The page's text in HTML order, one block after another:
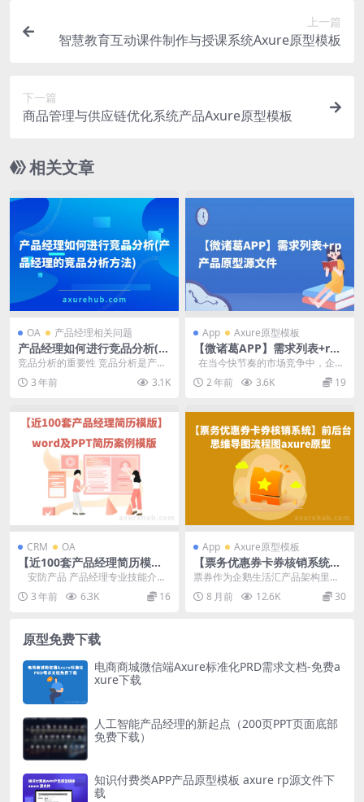
上一篇
智慧教育互动课件制作与授课系统Axure原型模板
下一篇
商品管理与供应链优化系统产品Axure原型模板
相关文章
OA 产品经理相关问题
产品经理如何进行竞品分析(产
品经理的竞品分析方法)
竞品分析的重要性 竞品分析是产品
经理在产品设计和市场推广过程中
的重要环节。通过对...
3 年前 3.1K
App Axure原型模板
【微诸葛APP】需求列表+rp
产品原型源文件
在当今快节奏的市场竞争中，企业
需要更加高效地满足客户需求，不
断推出...
2 年前 3.6K 19
CRM OA
【近100套产品经理简历模
版】word及PPT简历案例模版
安防产品 产品经理专业技能介绍
产品经理自我介绍jp...
3 年前 6.3K 16
App Axure原型模板
【票务优惠券卡券核销系统】
前后台思维导图流程图axure
原型
票券作为企鹅生活汇产品架构里面
的底层功能，原有的系统里面已经
有了票券的创建、编辑...
8 月前 12.6K 30
原型免费下载
电商商城微信端Axure标准化PRD需求文档-免费a
xure下载
人工智能产品经理的新起点（200页PPT页面底部
免费下载）
知识付费类APP产品原型模板 axure rp源文件下
载